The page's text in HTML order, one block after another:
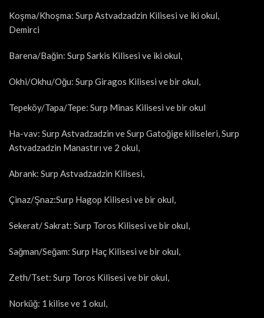
Koşma/Khoşma: Surp Astvadzadzin Kilisesi ve iki okul,
Demirci
Barena/Bağin: Surp Sarkis Kilisesi ve iki okul,
Okhi/Okhu/Oğu: Surp Giragos Kilisesi ve bir okul,
Tepeköy/Tapa/Tepe: Surp Minas Kilisesi ve bir okul
Ha-vav: Surp Astvadzadzin ve Surp Gatoğige kiliseleri, Surp
Astvadzadzin Manastırı ve 2 okul,
Abrank: Surp Astvadzadzin Kilisesi,
Çinaz/Şnaz:Surp Hagop Kilisesi ve bir okul,
Sekerat/ Sakrat: Surp Toros Kilisesi ve bir okul,
Sağman/Seğam: Surp Haç Kilisesi ve bir okul,
Zeth/Tset: Surp Toros Kilisesi ve bir okul,
Norküğ: 1 kilise ve 1 okul,